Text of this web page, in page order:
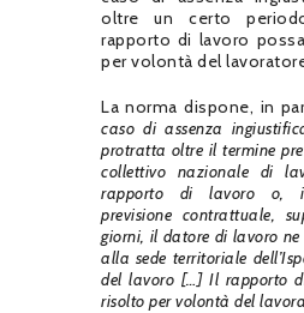
oltre un certo
rapporto di lavoro
per volontà del
La norma dispone, in
caso di assenza
protratta oltre il termine
collettivo nazionale di
rapporto di lavoro o,
previsione contrattuale,
giorni, il datore di lavoro
alla sede territoriale
del lavoro […] Il rapporto
risolto per volontà del